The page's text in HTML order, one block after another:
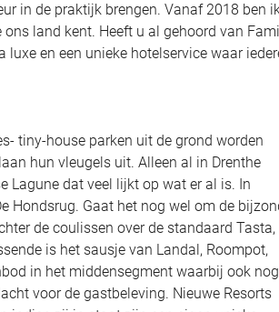
in de praktijk brengen. Vanaf 2018 ben
land kent. Heeft u al gehoord van
luxe en een unieke hotelservice waar
tiny-house parken uit de grond worden
hun vleugels uit. Alleen al in Drenthe
Lagune dat veel lijkt op wat er al is. In
Hondsrug. Gaat het nog wel om de
de coulissen over de standaard Tasta,
is het sausje van Landal, Roompot,
in het middensegment waarbij ook nog
voor de gastbeleving. Nieuwe Resorts